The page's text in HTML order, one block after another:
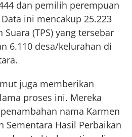
dan pemilih perempuan
ini mencakup 25.223
(TPS) yang tersebar
6.110 desa/kelurahan di
juga memberikan
proses ini. Mereka
nama Karmen
Sementara Hasil Perbaikan